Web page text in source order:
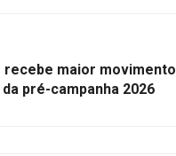
maior movimento
pré-campanha 2026